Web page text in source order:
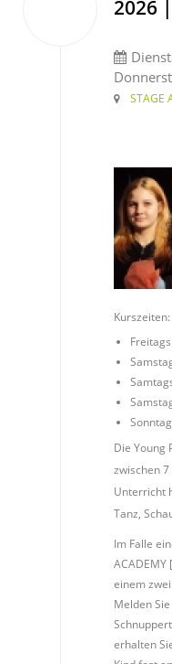
2026
STAGE
Kurszeiten:
Die Young
zwischen 7
Unterricht
Tanz,
Im Falle
einem
Melden
erhalten